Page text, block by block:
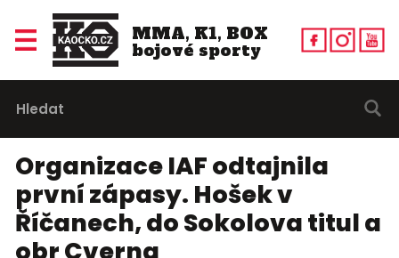
MMA, K1, BOX
bojové sporty
Organizace IAF odtajnila
první zápasy. Hošek v
Říčanech, do Sokolova titul a